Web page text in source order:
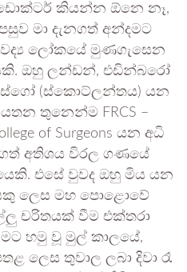
කියන්න ඕනෙ නෑ,
මා දැනගත් අන්දමට
ලෝකයේ මුණගැසෙන
ඔහු ලන්ඩන්, එඩින්බරෝ
(ස්කොට්ලන්තය) යන
තුනෙන්ම FRCS –
of Surgeons යන අධි
අතිශය විරල ගණයේ
එසේ වුවද ඔහු මිය යන
ලෙස මහ පොළොවේ
චරිතයක් වීම එක්තරා
හමු වූ මුල් කාලයේ,
ලෙස තුවාල ලබා දිවා රෑ